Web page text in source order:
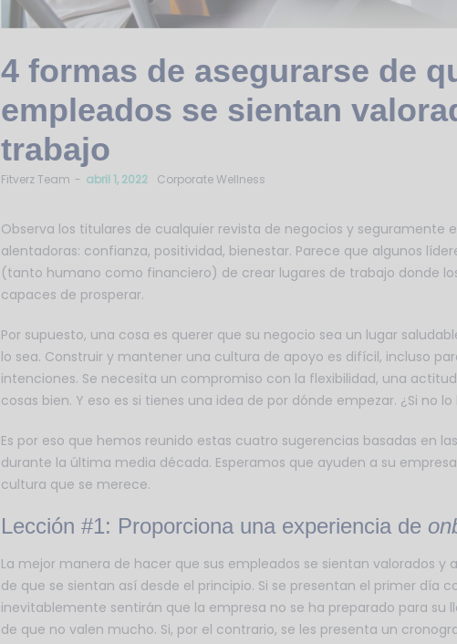
4 formas de asegurarse de
empleados se sientan
trabajo
by
Fitverz Team abril 1, 2022 Corporate Wellness
Observa los titulares de cualquier revista de negocios y seguramente
alentadoras: confianza, positividad, bienestar. Parece que algunos
(tanto humano como financiero) de crear lugares de trabajo donde
capaces de prosperar.
Por supuesto, una cosa es querer que su negocio sea un lugar
lo sea. Construir y mantener una cultura de apoyo es difícil, incluso
intenciones. Se necesita un compromiso con la flexibilidad, una
cosas bien. Y eso es si tienes una idea de por dónde empezar. ¿Si no
Es por eso que hemos reunido estas cuatro sugerencias basadas en
durante la última media década. Esperamos que ayuden a su
cultura que se merece.
Lección #1: Proporciona una experiencia de
La mejor manera de hacer que sus empleados se sientan valorados y
de que se sientan así desde el principio. Si se presentan el primer día
inevitablemente sentirán que la empresa no se ha preparado para su
de que no valen mucho. Si, por el contrario, se les presenta un